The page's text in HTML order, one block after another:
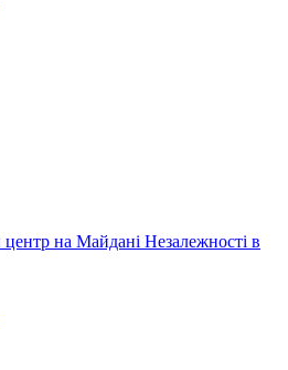
на Майдані Незалежності в